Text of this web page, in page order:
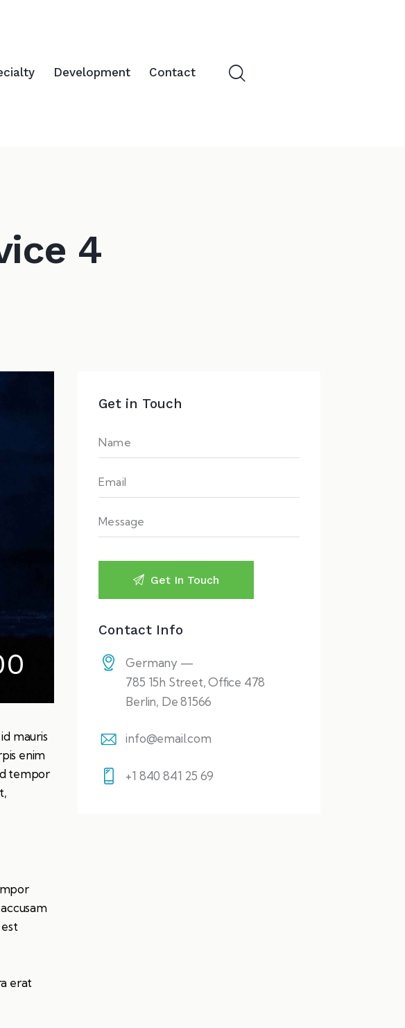
Development Contact
4
mauris
enim
tempor
erat
Get in Touch
Contact Info
Germany —
785 15h Street, Office 478
Berlin, De 81566
info@email.com
+1 840 841 25 69